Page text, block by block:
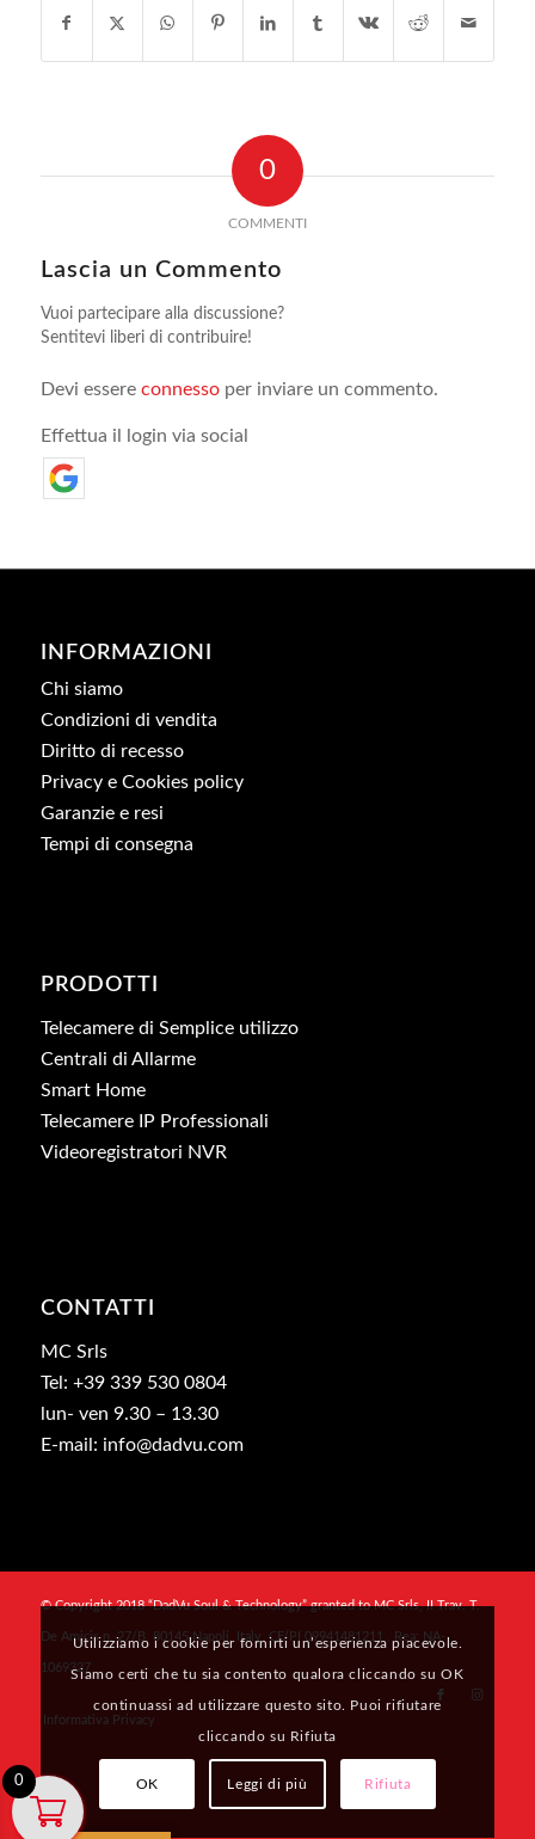
0
COMMENTI
Lascia un Commento
Vuoi partecipare alla discussione?
Sentitevi liberi di contribuire!
Devi essere connessoper inviare un commento.
Effettua il login via social
INFORMAZIONI
Chi siamo
Condizioni di vendita
Diritto di recesso
Privacy e Cookies policy
Garanzie e resi
Tempi di consegna
PRODOTTI
Telecamere di Semplice utilizzo
Centrali di Allarme
Smart Home
Telecamere IP Professionali
Videoregistratori NVR
CONTATTI
MC Srls
Tel: +39 339 530 0804
lun- ven 9.30 – 13.30
E-mail: info@dadvu.com
© Copyright 2018 “DadVu Soul & Technology” granted to MC Srls, II Trav. T.
De Amicis n. 27/B, 80145 Napoli, Italy, CF/PI 09941481211 , Rea: NA-
1069327
Informativa Privacy
Utilizziamo i cookie per fornirti un’esperienza piacevole.
Siamo certi che tu sia contento qualora cliccando su OK
continuassi ad utilizzare questo sito. Puoi rifiutare
cliccando su Rifiuta
OK Leggi di più Rifiuta
0